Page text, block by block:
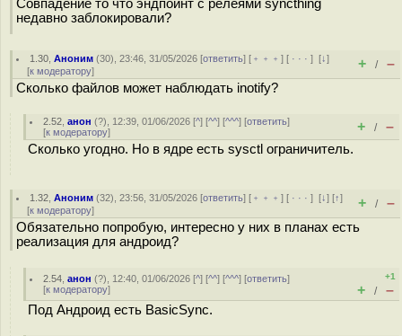
Совпадение то что эндпоинт с релеями syncthing
недавно заблокировали?
1.30 ,Аноним (30), 23:46, 31/05/2026 [ответить] [ ﹢﹢﹢] [ · · ·][↓]
[к модератору] + / –
Сколько файлов может наблюдать inotify?
2.52 ,анон (?), 12:39, 01/06/2026 [^] [^^] [^^^] [ответить]
[к модератору] + / –
Сколько угодно. Но в ядре есть sysctl ограничитель.
1.32 ,Аноним (32), 23:56, 31/05/2026 [ответить] [ ﹢﹢﹢] [ · · ·][↓] [↑]
[к модератору] + / –
Обязательно попробую, интересно у них в планах есть
реализация для андроид?
2.54 ,анон (?), 12:40, 01/06/2026 [^] [^^] [^^^] [ответить]
[к модератору]
+1
+ / –
Под Андроид есть BasicSync.